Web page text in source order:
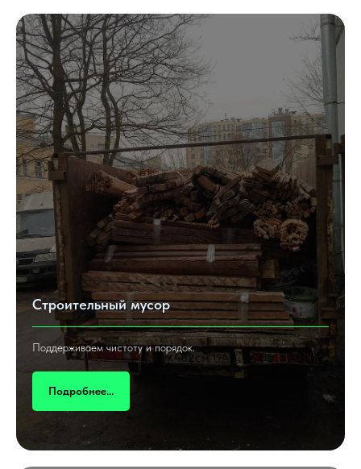
Строительный мусор
Поддерживаем чистоту и порядок.
Подробнее...